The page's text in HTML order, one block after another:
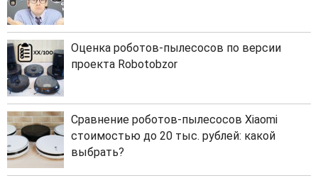
Оценка роботов-пылесосов по версии
проекта Robotobzor
Сравнение роботов-пылесосов Xiaomi
стоимостью до 20 тыс. рублей: какой
выбрать?